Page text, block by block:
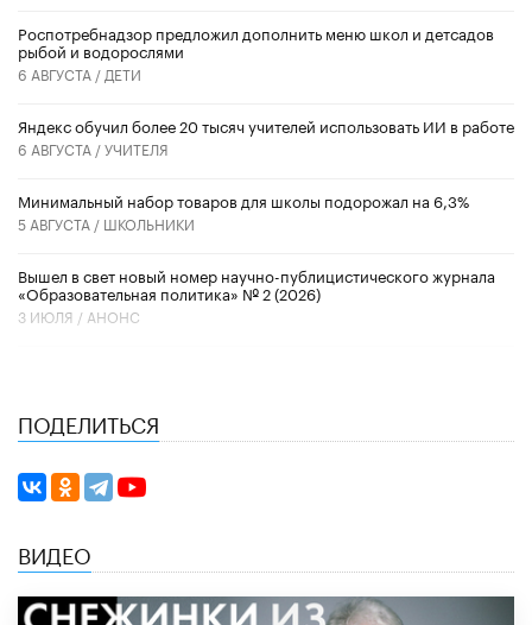
Роспотребнадзор предложил дополнить меню школ и детсадов
рыбой и водорослями
6 АВГУСТА / ДЕТИ
​Яндекс обучил более 20 тысяч учителей использовать ИИ в работе
6 АВГУСТА /УЧИТЕЛЯ
Минимальный набор товаров для школы подорожал на 6,3%
5 АВГУСТА / ШКОЛЬНИКИ
Вышел в свет новый номер научно-публицистического журнала
«Образовательная политика» № 2 (2026)
3 ИЮЛЯ / АНОНС
ПОДЕЛИТЬСЯ
ВИДЕО